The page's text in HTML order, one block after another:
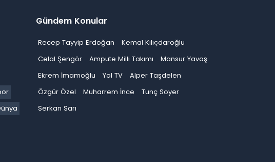
Gündem Konular
Recep Tayyip Erdoğan
Kemal Kılıçdaroğlu
Celal Şengör
Ampute Milli Takımı
Mansur Yavaş
Ekrem İmamoğlu
Yol TV
Alper Taşdelen
Özgür Özel
Muharrem İnce
Tunç Soyer
Serkan Sarı